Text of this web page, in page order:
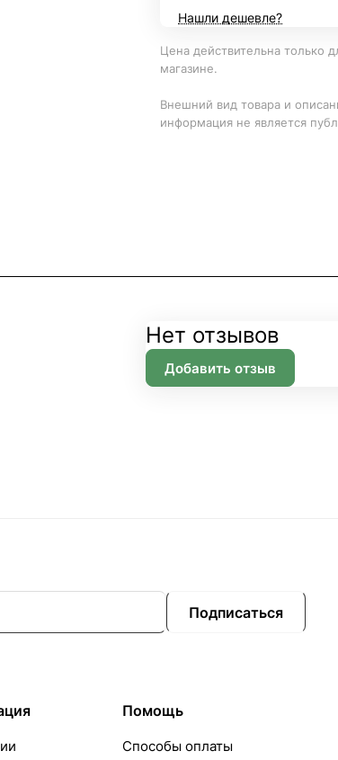
Нашли дешевле?
Цена действительна только
магазине.
Внешний вид товара и
информация не является
Нет отзывов
Добавить отзыв
Подписаться
Помощь
Способы оплаты